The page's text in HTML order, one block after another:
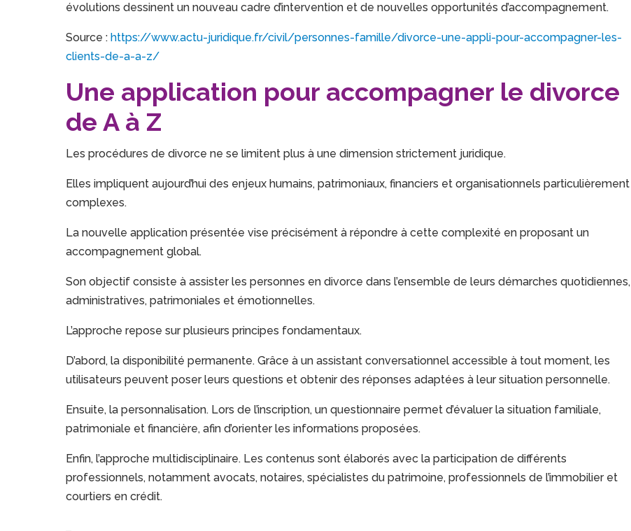
évolutions dessinent un nouveau cadre d’intervention et de nouvelles opportunités d’accompagnement.
Source : https://www.actu-juridique.fr/civil/personnes-famille/divorce-une-appli-pour-accompagner-les-
clients-de-a-a-z/
Une application pour accompagner le divorce
de A à Z
Les procédures de divorce ne se limitent plus à une dimension strictement juridique.
Elles impliquent aujourd’hui des enjeux humains, patrimoniaux, financiers et organisationnels particulièrement
complexes.
La nouvelle application présentée vise précisément à répondre à cette complexité en proposant un
accompagnement global.
Son objectif consiste à assister les personnes en divorce dans l’ensemble de leurs démarches quotidiennes,
administratives, patrimoniales et émotionnelles.
L’approche repose sur plusieurs principes fondamentaux.
D’abord, la disponibilité permanente. Grâce à un assistant conversationnel accessible à tout moment, les
utilisateurs peuvent poser leurs questions et obtenir des réponses adaptées à leur situation personnelle.
Ensuite, la personnalisation. Lors de l’inscription, un questionnaire permet d’évaluer la situation familiale,
patrimoniale et financière, afin d’orienter les informations proposées.
Enfin, l’approche multidisciplinaire. Les contenus sont élaborés avec la participation de différents
professionnels, notamment avocats, notaires, spécialistes du patrimoine, professionnels de l’immobilier et
courtiers en crédit.